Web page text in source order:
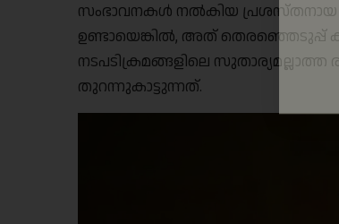
സംഭാവനകൾ നൽകിയ
ഉണ്ടായെങ്കിൽ, അത് തെരഞ്ഞെടുപ്പ്
നടപടിക്രമങ്ങളിലെ
തുറന്നുകാട്ടുന്നത്.